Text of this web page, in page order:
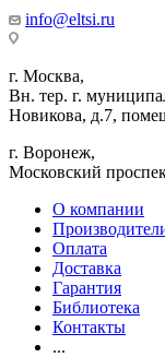
info@eltsi.ru
г. Москва,
Вн. тер. г.
Новикова, д.7,
г. Воронеж,
​Московский
О компании
Оплата
Доставка
Гарантия
Библиотека
Контакты
...